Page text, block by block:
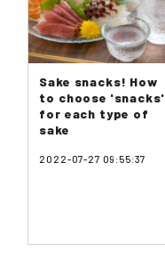
Sake snacks! How
to choose 'snacks'
for each type of
sake
2022-07-27 09:55:37